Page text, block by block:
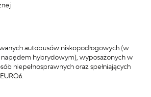
autobusów niskopodłogowych (w
hybrydowym), wyposażonych w
niepełnosprawnych oraz spełniających